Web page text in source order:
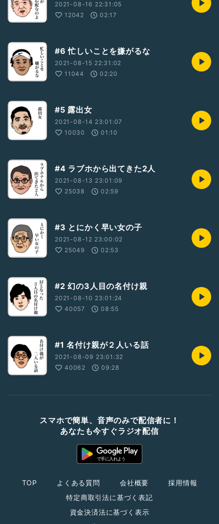
2021-08-16 22:31:05
12042
02:17
#6 忙しいことを嫌がるな
2021-08-15 22:31:02
11044
02:20
#5 露出女
2021-08-14 23:01:07
10030
01:10
#4 ラブホから出てきた2人
2021-08-13 23:01:09
25038
02:59
#3 とにかく早い女の子
2021-08-12 23:00:02
25049
02:53
#2 幻の3人目の名付け親
2021-08-10 23:01:24
40057
08:55
#1 名付け親が２人いる話
2021-08-09 23:01:32
40062
09:28
スマホで簡単、音声のみで配信者に！
あなたも今すぐラジオ配信
TOP よくある質問 会社概要
採用情報
特定商取引法に基づく表記
資金決済法に基づく表示